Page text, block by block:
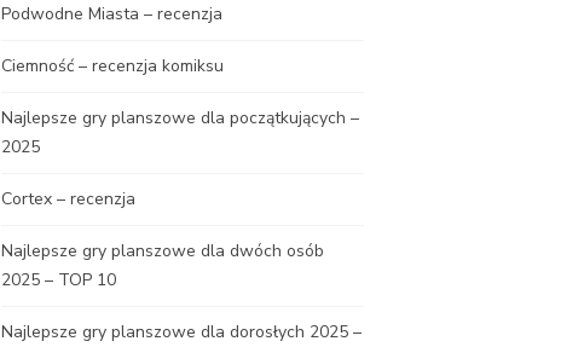
Podwodne Miasta – recenzja
Ciemność – recenzja komiksu
Najlepsze gry planszowe dla początkujących –
2025
Cortex – recenzja
Najlepsze gry planszowe dla dwóch osób
2025 – TOP 10
Najlepsze gry planszowe dla dorosłych 2025 –